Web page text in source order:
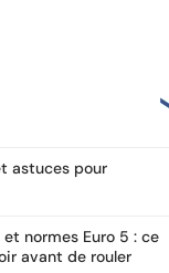
astuces pour
normes Euro 5 : ce
avant de rouler